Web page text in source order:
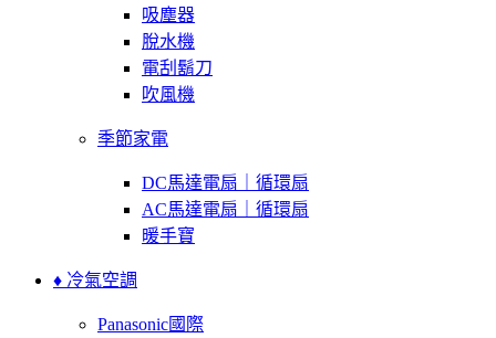
吸塵器
脫水機
電刮鬍刀
吹風機
季節家電
DC馬達電扇｜循環扇
AC馬達電扇｜循環扇
暖手寶
♦ 冷氣空調
Panasonic國際